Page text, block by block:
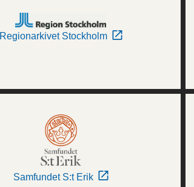
Regionarkivet Stockholm
Samfundet S:t Erik